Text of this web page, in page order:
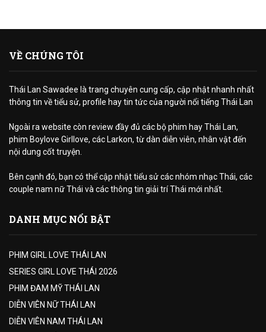
VỀ CHÚNG TÔI
Thái Lan Sawadee là trang chuyên cung cấp, cập nhật nhanh nhất
thông tin về tiểu sử, profile hay tin tức của người nổi tiếng Thái Lan
Ngoài ra website còn review đầy đủ các bộ phim hay Thái Lan,
phim Boylove Girllove, các Larkon, từ dàn diễn viên, nhân vật đến
nội dung cốt truyện.
Bên cạnh đó, bạn có thể cập nhật tiểu sử các nhóm nhạc Thái, các
couple nam nữ Thái và các thông tin giải trí Thái mới nhất.
DANH MỤC NỔI BẬT
PHIM GIRL LOVE THÁI LAN
SERIES GIRL LOVE THÁI 2026
PHIM ĐAM MỸ THÁI LAN
DIỄN VIÊN NỮ THÁI LAN
DIỄN VIÊN NAM THÁI LAN